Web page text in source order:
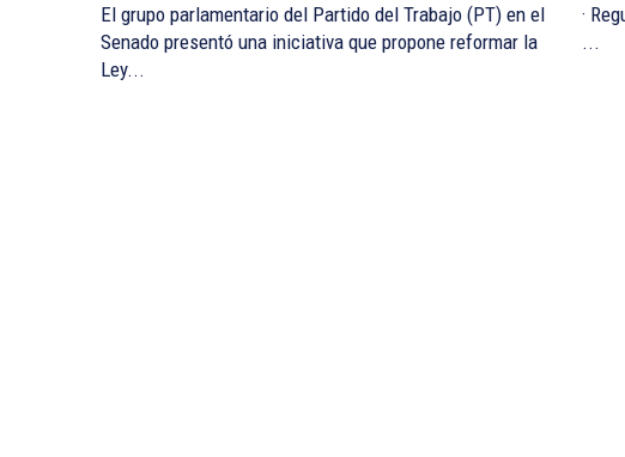
El grupo parlamentario del Partido del Trabajo (PT) en el
Senado presentó una iniciativa que propone reformar la
Ley...
· Regularían la igualdad y paridad de sueldos, así como
...